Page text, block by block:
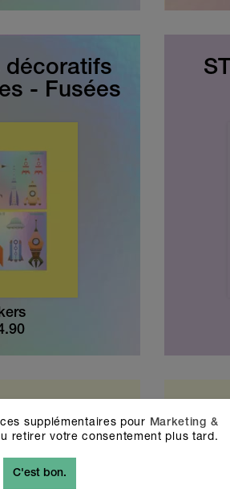
décoratifs
- Fusées
de porte
supplémentaires pour Marketing &
retirer votre consentement plus tard.
C'est bon.